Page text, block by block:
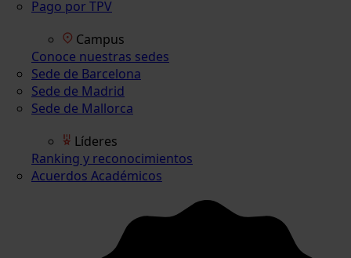
Pago por TPV
Campus
Conoce nuestras sedes
Sede de Barcelona
Sede de Madrid
Sede de Mallorca
Líderes
Ranking y reconocimientos
Acuerdos Académicos